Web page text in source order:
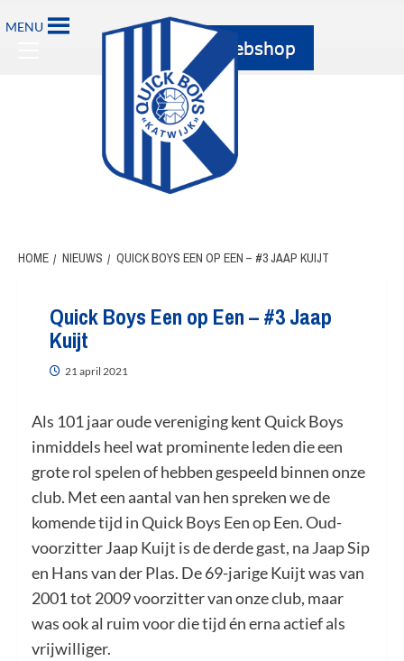
naar
MENU
Primary
HOME NIEUWS QUICK BOYS EEN OP EEN – #3 JAAP KUIJT
Quick Boys Een op Een – #3 Jaap
Kuijt
21 april 2021
Als 101 jaar oude vereniging kent Quick Boys
inmiddels heel wat prominente leden die een
grote rol spelen of hebben gespeeld binnen onze
club. Met een aantal van hen spreken we de
komende tijd in Quick Boys Een op Een. Oud-
voorzitter Jaap Kuijt is de derde gast, na Jaap Sip
en Hans van der Plas. De 69-jarige Kuijt was van
2001 tot 2009 voorzitter van onze club, maar
was ook al ruim voor die tijd én erna actief als
vrijwilliger.